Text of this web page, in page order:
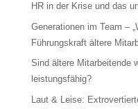
HR in der Krise und das
Generationen im Team –
Führungskraft ältere
Sind ältere Mitarbeitende
leistungsfähig?
Laut & Leise: